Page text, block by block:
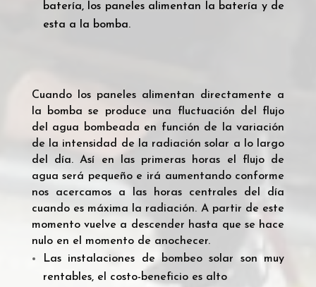
batería, los paneles alimentan la batería y de
esta a la bomba.
Cuando los paneles alimentan directamente a
la bomba se produce una fluctuación del flujo
del agua bombeada en función de la variación
de la intensidad de la radiación solar a lo largo
del día. Así en las primeras horas el flujo de
agua será pequeño e irá aumentando conforme
nos acercamos a las horas centrales del día
cuando es máxima la radiación. A partir de este
momento vuelve a descender hasta que se hace
nulo en el momento de anochecer.
Las instalaciones de bombeo solar son muy
rentables, el costo-beneficio es alto